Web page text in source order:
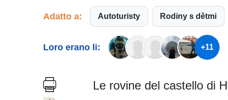
Adatto a: Autoturisty Rodiny s dětmi
Loro erano li: +11
Le rovine del castello di